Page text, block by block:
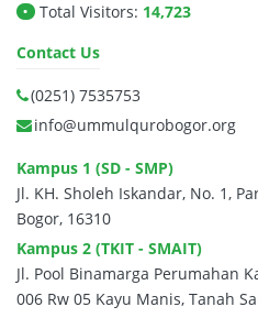
• Total Visitors: 14,723
Contact Us
(0251) 7535753
info@ummulqurobogor.org
Kampus 1 (SD - SMP)
Jl. KH. Sholeh Iskandar, No. 1,
Bogor, 16310
Kampus 2 (TKIT - SMAIT)
Jl. Pool Binamarga Perumahan
006 Rw 05 Kayu Manis, Tanah